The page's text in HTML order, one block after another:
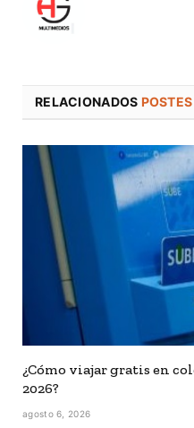
RELACIONADOS POSTES
¿Cómo viajar gratis en
2026?
agosto 6, 2026